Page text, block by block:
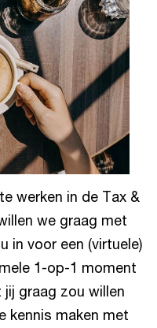
werken in de Tax &
we graag met
in voor een (virtuele)
1-op-1 moment
graag zou willen
kennis maken met